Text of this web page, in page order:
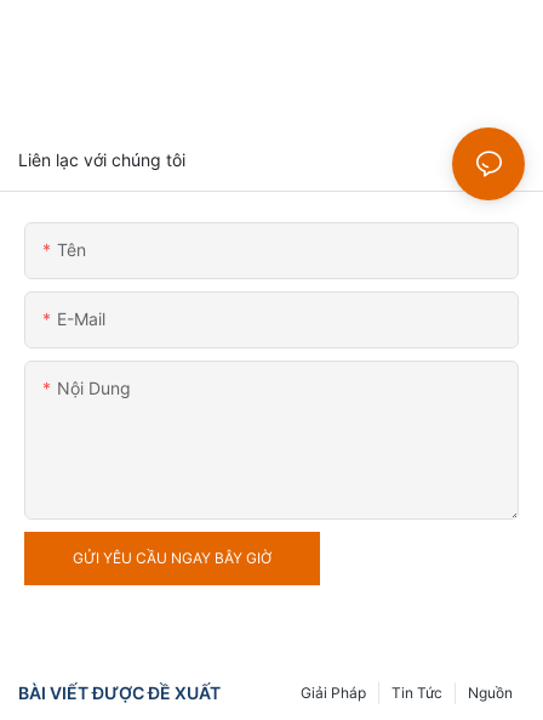
Liên lạc với chúng tôi
Tên
E-Mail
Nội Dung
GỬI YÊU CẦU NGAY BÂY GIỜ
BÀI VIẾT ĐƯỢC ĐỀ XUẤT Nguồn
Tin Tức
Giải Pháp